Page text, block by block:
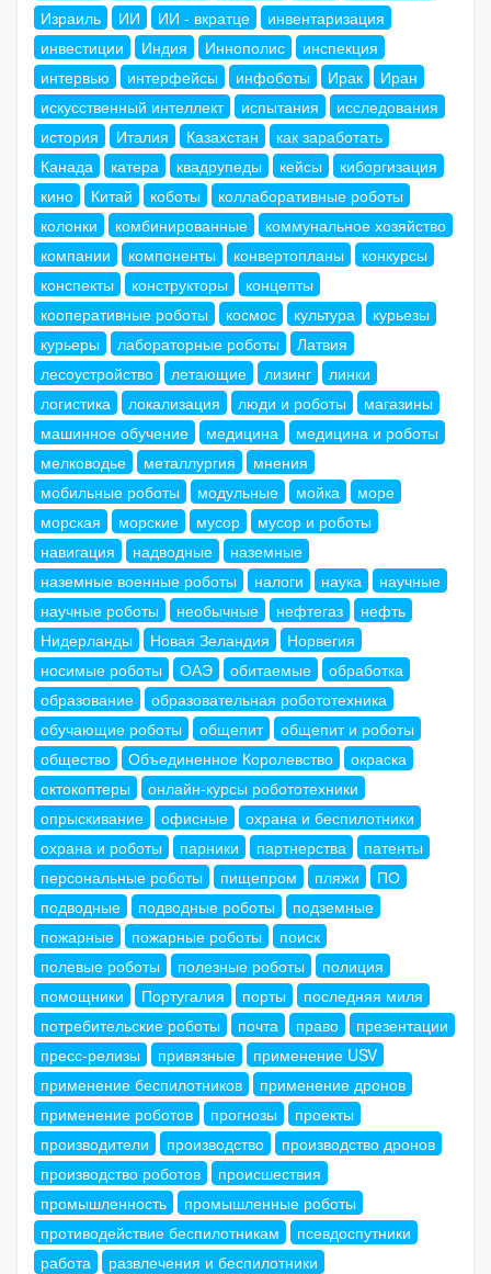
Израиль
ИИ ИИ - вкратце
инвентаризация
инвестиции
Индия Иннополис
инспекция
интервью
интерфейсы инфоботы Ирак
Иран
искусственный интеллект
испытания
исследования
история
Италия Казахстан
как заработать
Канада
катера квадрупеды кейсы
киборгизация
кино
Китай коботы
коллаборативные роботы
колонки
комбинированные
коммунальное хозяйство
компании
компоненты конвертопланы
конкурсы
конспекты
конструкторы
концепты
кооперативные роботы
космос культура
курьезы
курьеры
лабораторные роботы
Латвия
лесоустройство
летающие лизинг
линки
логистика
локализация люди и роботы
магазины
машинное обучение
медицина
медицина и роботы
мелководье
металлургия
мнения
мобильные роботы
модульные мойка
море
морская
морские мусор
мусор и роботы
навигация
надводные
наземные
наземные военные роботы
налоги наука
научные
научные роботы
необычные нефтегаз
нефть
Нидерланды
Новая Зеландия
Норвегия
носимые роботы
ОАЭ обитаемые
обработка
образование
образовательная робототехника
обучающие роботы
общепит
общепит и роботы
общество
Объединенное Королевство
окраска
октокоптеры
онлайн-курсы робототехники
опрыскивание
офисные
охрана и беспилотники
охрана и роботы
парники партнерства
патенты
персональные роботы
пищепром пляжи
ПО
подводные
подводные роботы
подземные
пожарные
пожарные роботы
поиск
полевые роботы
полезные роботы
полиция
помощники
Португалия порты
последняя миля
потребительские роботы
почта право
презентации
пресс-релизы
привязные
применение USV
применение беспилотников
применение дронов
применение роботов
прогнозы
проекты
производители
производство
производство дронов
производство роботов
происшествия
промышленность
промышленные роботы
противодействие беспилотникам
псевдоспутники
работа
развлечения и беспилотники